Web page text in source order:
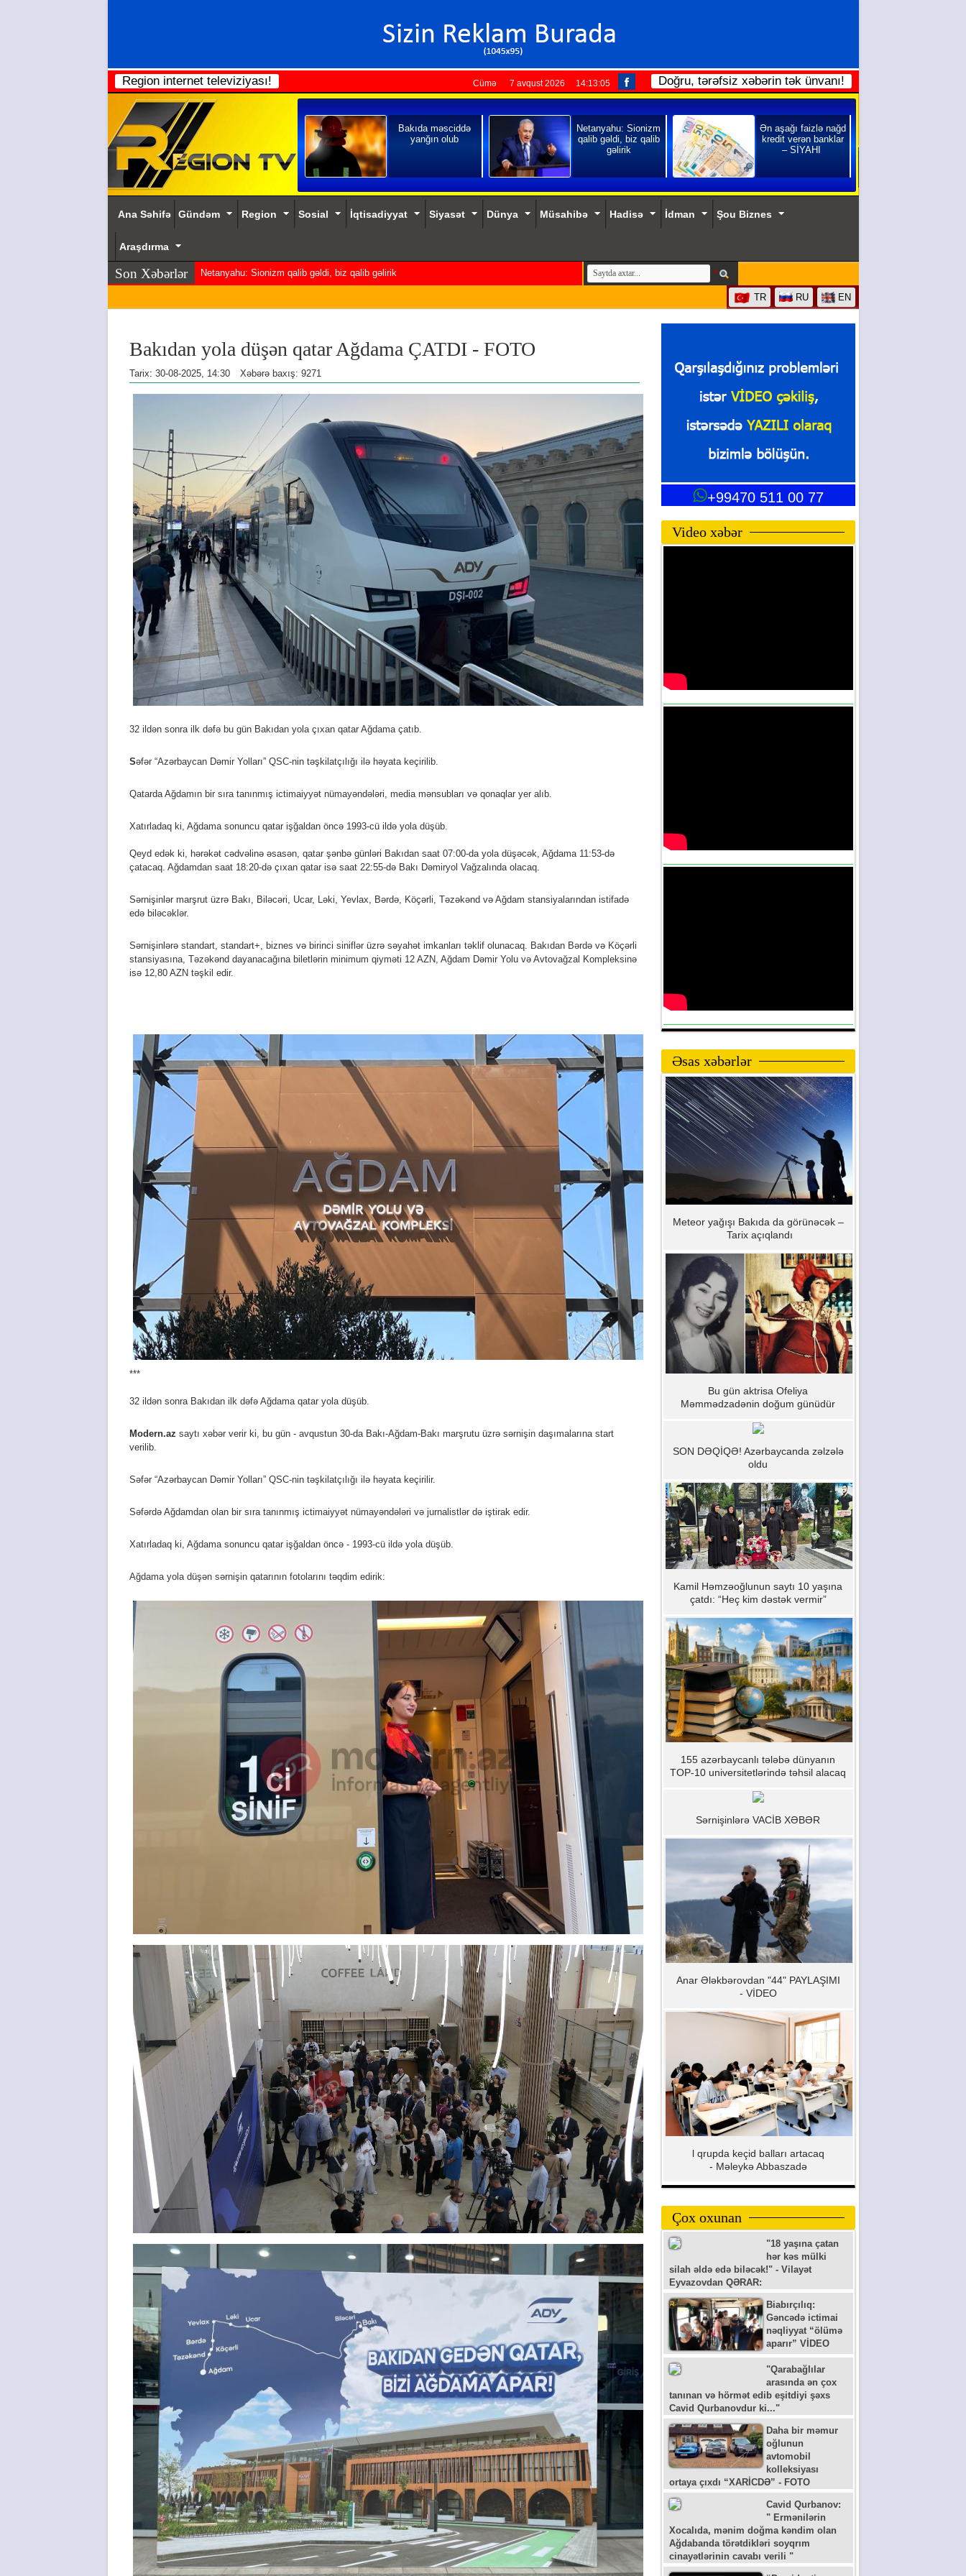
Region internet televiziyası! Cümə 7 avqust 2026 14:13:06 Doğru, tərəfsiz xəbərin tək ünvanı!
Bakıda məsciddə
yanğın olub
Netanyahu: Sionizm
qalib gəldi, biz qalib
gəlirik
Ən aşağı faizlə nağd
kredit verən banklar
– SİYAHI
Ana Səhifə Gündəm Region Sosial İqtisadiyyat Siyasət Dünya Müsahibə Hadisə İdman Şou Biznes
Araşdırma
Son Xəbərlər Netanyahu: Sionizm qalib gəldi, biz qalib gəlirik
TR RU EN
Bakıdan yola düşən qatar Ağdama ÇATDI - FOTO
Tarix: 30-08-2025, 14:30 Xəbərə baxış: 9271
32 ildən sonra ilk dəfə bu gün Bakıdan yola çıxan qatar Ağdama çatıb.
Səfər “Azərbaycan Dəmir Yolları” QSC-nin təşkilatçılığı ilə həyata keçirilib.
Qatarda Ağdamın bir sıra tanınmış ictimaiyyət nümayəndələri, media mənsubları və qonaqlar yer alıb.
Xatırladaq ki, Ağdama sonuncu qatar işğaldan öncə 1993-cü ildə yola düşüb.
Qeyd edək ki, hərəkət cədvəlinə əsasən, qatar şənbə günləri Bakıdan saat 07:00-da yola düşəcək, Ağdama 11:53-də
çatacaq. Ağdamdan saat 18:20-də çıxan qatar isə saat 22:55-də Bakı Dəmiryol Vağzalında olacaq.
Sərnişinlər marşrut üzrə Bakı, Biləcəri, Ucar, Ləki, Yevlax, Bərdə, Köçərli, Təzəkənd və Ağdam stansiyalarından istifadə
edə biləcəklər.
Sərnişinlərə standart, standart+, biznes və birinci siniflər üzrə səyahət imkanları təklif olunacaq. Bakıdan Bərdə və Köçərli
stansiyasına, Təzəkənd dayanacağına biletlərin minimum qiyməti 12 AZN, Ağdam Dəmir Yolu və Avtovağzal Kompleksinə
isə 12,80 AZN təşkil edir.
***
32 ildən sonra Bakıdan ilk dəfə Ağdama qatar yola düşüb.
Modern.az saytı xəbər verir ki, bu gün - avqustun 30-da Bakı-Ağdam-Bakı marşrutu üzrə sərnişin daşımalarına start
verilib.
Səfər “Azərbaycan Dəmir Yolları” QSC-nin təşkilatçılığı ilə həyata keçirilir.
Səfərdə Ağdamdan olan bir sıra tanınmış ictimaiyyət nümayəndələri və jurnalistlər də iştirak edir.
Xatırladaq ki, Ağdama sonuncu qatar işğaldan öncə - 1993-cü ildə yola düşüb.
Ağdama yola düşən sərnişin qatarının fotolarını təqdim edirik:
+99470 511 00 77
Video xəbər
Əsas xəbərlər
Meteor yağışı Bakıda da görünəcək –
Tarix açıqlandı
Bu gün aktrisa Ofeliya
Məmmədzadənin doğum günüdür
SON DƏQİQƏ! Azərbaycanda zəlzələ
oldu
Kamil Həmzəoğlunun saytı 10 yaşına
çatdı: “Heç kim dəstək vermir”
155 azərbaycanlı tələbə dünyanın
TOP-10 universitetlərində təhsil alacaq
Sərnişinlərə VACİB XƏBƏR
Anar Ələkbərovdan "44" PAYLAŞIMI
- VİDEO
l qrupda keçid balları artacaq
- Məleykə Abbaszadə
Çox oxunan
"18 yaşına çatan
hər kəs mülki
silah əldə edə biləcək!" - Vilayət
Eyvazovdan QƏRAR:
Biabırçılıq:
Gəncədə ictimai
nəqliyyat “ölümə
aparır” VİDEO
"Qarabağlılar
arasında ən çox
tanınan və hörmət edib eşitdiyi şəxs
Cavid Qurbanovdur ki..."
Daha bir məmur
oğlunun
avtomobil
kolleksiyası
ortaya çıxdı “XARİCDƏ” - FOTO
Cavid Qurbanov:
" Ermənilərin
Xocalıda, mənim doğma kəndim olan
Ağdabanda törətdikləri soyqrım
cinayətlərinin cavabı verili "